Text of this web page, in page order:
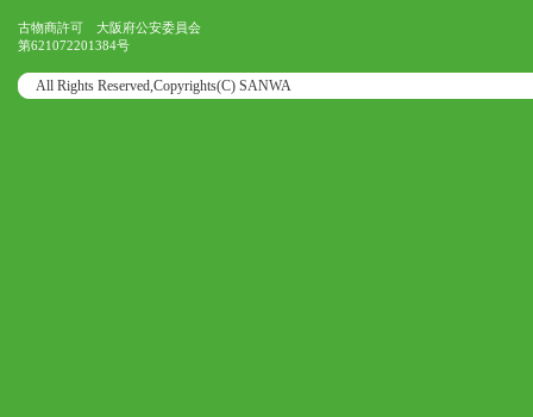
古物商許可 大阪府公安委員会
第621072201384号
All Rights Reserved,Copyrights(C) SANWA